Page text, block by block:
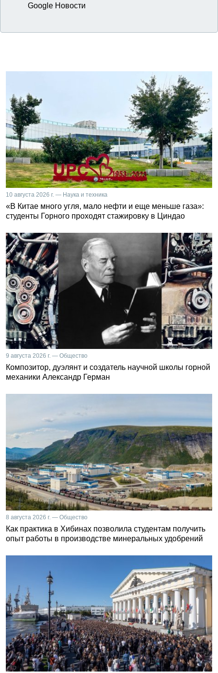
Google Новости
10 августа 2026 г. — Наука и техника
«В Китае много угля, мало нефти и еще меньше газа»:
студенты Горного проходят стажировку в Циндао
9 августа 2026 г. — Общество
Композитор, дуэлянт и создатель научной школы горной
механики Александр Герман
8 августа 2026 г. — Общество
Как практика в Хибинах позволила студентам получить
опыт работы в производстве минеральных удобрений